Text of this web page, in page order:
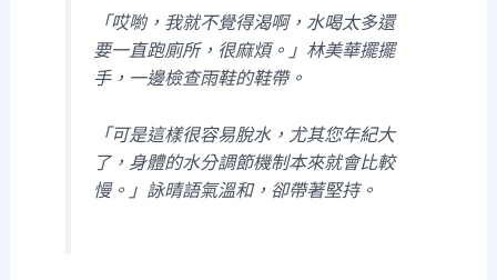
「哎喲，我就不覺得渴啊，水喝太多還
要一直跑廁所，很麻煩。」林美華擺擺
手，一邊檢查雨鞋的鞋帶。
「可是這樣很容易脫水，尤其您年紀大
了，身體的水分調節機制本來就會比較
慢。」詠晴語氣溫和，卻帶著堅持。